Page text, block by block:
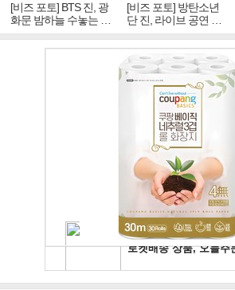
[비즈 포토] BTS 진, 광
화문 밤하늘 수놓는 '비
주얼 킹'의 열창
[비즈 포토] 방탄소년
단 진, 라이브 공연 중
빛나는 독보적 아우라